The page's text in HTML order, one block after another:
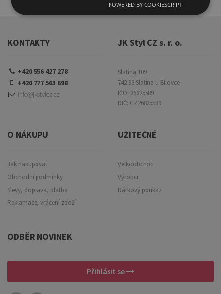
KONTAKTY
+420 556 427 278
+420 777 563 698
info@jkstylcz.cz
JK Styl CZ s. r. o.
Slatina 109
742 93 Slatina u Bílovce
IČO: 26825589
DIČ: CZ26825589
O NÁKUPU
Jak nakupovat
Obchodní podmínky
Slevy, doprava, platba
Reklamace, vrácení zboží
UŽITEČNÉ
Velkoobchod
Výrobci
Dárkový poukaz
ODBĚR NOVINEK
Přihlásit se
POWERED BY COOKIESCRIPT